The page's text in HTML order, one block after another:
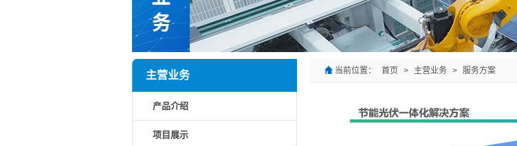
主营业务
产品介绍
项目展示
当前位置： 首页 > 主营业务 > 服务方案